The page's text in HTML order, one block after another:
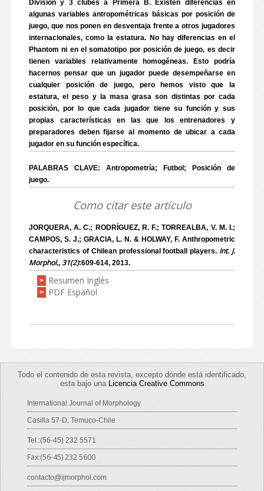
División y 3 clubes a Primera B. Existen diferencias en
algunas variables antropométricas básicas por posición de
juego, que nos ponen en desventaja frente a otros jugadores
internacionales, como la estatura. No hay diferencias en el
Phantom ni en el somatotipo por posición de juego, es decir
tienen variables relativamente homogéneas. Esto podría
hacernos pensar que un jugador puede desempeñarse en
cualquier posición de juego, pero hemos visto que la
estatura, el peso y la masa grasa son distintas por cada
posición, por lo que cada jugador tiene su función y sus
propias características en las que los entrenadores y
preparadores deben fijarse al momento de ubicar a cada
jugador en su función específica.
PALABRAS CLAVE: Antropometría; Futbol; Posición de
juego.
Como citar este artículo
JORQUERA, A. C.; RODRÍGUEZ, R. F.; TORREALBA, V. M. I.;
CAMPOS, S. J.; GRACIA, L. N. & HOLWAY, F. Anthropometric
characteristics of Chilean professional football players. Int. J.
Morphol., 31(2):609-614, 2013.
> Resumen Inglés
> PDF Español
Todo el contenido de esta revista, excepto dónde está identificado,
esta bajo una Licencia Creative Commons
International Journal of Morphology
Casilla 57-D, Temuco-Chile
Tel.:(56-45) 232 5571
Fax:(56-45) 232 5600
contacto@ijmorphol.com